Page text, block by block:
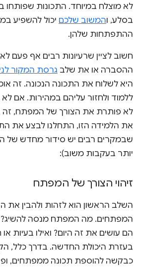
בסלע, והמשוב שלכם יכול להשפיע
ההתפתחות שלהן.
חשוב לציין שרעיונות רבים אף פעם
ההסברה או את שלב גרסת המקור
היא לשלוח את התכונה הנכונה. זה
ללמוד ולחזור עליהם במהירות. אם לא
לא פותרת את הצורך של המפתח, זה
את הלמידה הזו, התחלנו לבצע את
שבמקרים רבים יש סידור מחדש של
יותר בעקבות משוב):
זיהוי הצורך של המפתח
השלב הראשון הוא לזהות ולהבין את
המפתחים. מה המפתח מנסה להשיג?
הם עושים את זה היום? ואילו בעיות
בעזרת היכולת החדשה. בדרך כלל,
כבקשה להוספת תכונה ממפתחים,